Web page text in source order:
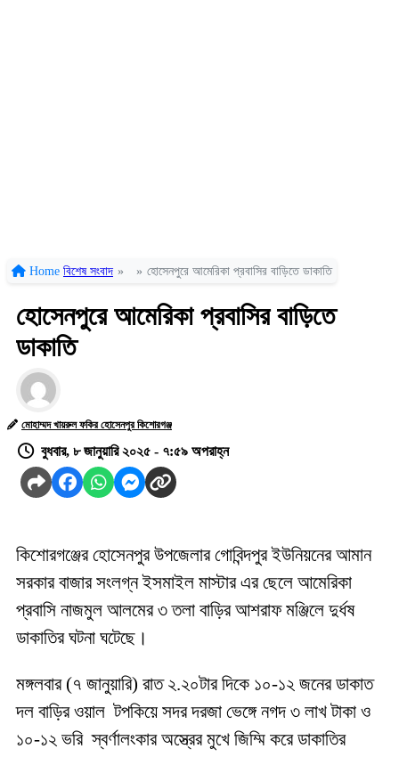
Home বিশেষ সংবাদ » » হোসেনপুরে আমেরিকা প্রবাসির বাড়িতে ডাকাতি
হোসেনপুরে আমেরিকা প্রবাসির বাড়িতে
ডাকাতি
মোহাম্মদ খায়রুল ফকির হোসেনপুর কিশোরগঞ্জ
বুধবার, ৮ জানুয়ারি ২০২৫ - ৭:৫৯ অপরাহ্ন
কিশোরগঞ্জের হোসেনপুর উপজেলার গোবিন্দপুর ইউনিয়নের আমান
সরকার বাজার সংলগ্ন ইসমাইল মাস্টার এর ছেলে আমেরিকা
প্রবাসি নাজমুল আলমের ৩ তলা বাড়ির আশরাফ মঞ্জিলে দুর্ধষ
ডাকাতির ঘটনা ঘটেছে।
মঙ্গলবার (৭ জানুয়ারি) রাত ২.২০টার দিকে ১০-১২ জনের ডাকাত
দল বাড়ির ওয়াল টপকিয়ে সদর দরজা ভেঙ্গে নগদ ৩ লাখ টাকা ও
১০-১২ ভরি স্বর্ণালংকার অস্ত্রের মুখে জিম্মি করে ডাকাতির